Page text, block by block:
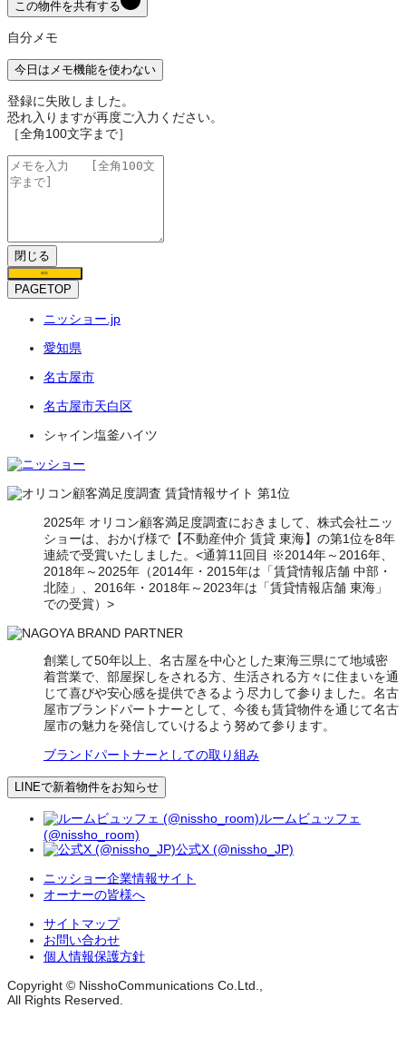
この物件を共有する
自分メモ
今日はメモ機能を使わない
登録に失敗しました。
恐れ入りますが再度ご入力ください。
［全角100文字まで］
閉じる
保存
PAGETOP
ニッショー.jp
愛知県
名古屋市
名古屋市天白区
シャイン塩釜ハイツ
2025年 オリコン顧客満足度調査におきまして、株式会社ニッ
ショーは、おかげ様で【不動産仲介 賃貸 東海】の第1位を8年
連続で受賞いたしました。<通算11回目 ※2014年～2016年、
2018年～2025年（2014年・2015年は「賃貸情報店舗 中部・
北陸」、2016年・2018年～2023年は「賃貸情報店舗 東海」
での受賞）>
創業して50年以上、名古屋を中心とした東海三県にて地域密
着営業で、部屋探しをされる方、生活される方々に住まいを通
じて喜びや安心感を提供できるよう尽力して参りました。名古
屋市ブランドパートナーとして、今後も賃貸物件を通じて名古
屋市の魅力を発信していけるよう努めて参ります。
ブランドパートナーとしての取り組み
LINEで新着物件をお知らせ
ルームビュッフェ
(@nissho_room)
公式X (@nissho_JP)
ニッショー企業情報サイト
オーナーの皆様へ
サイトマップ
お問い合わせ
個人情報保護方針
Copyright © NisshoCommunications Co.Ltd.,
All Rights Reserved.